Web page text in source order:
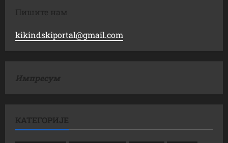
Пишите нам
kikindskiportal@gmail.com
Импресум
КАТЕГОРИЈЕ